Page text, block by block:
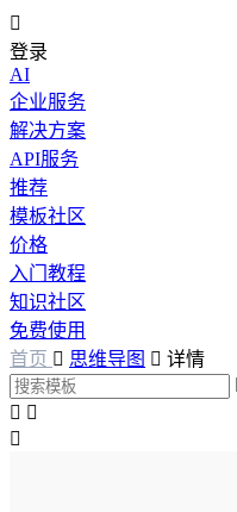

登录
AI
企业服务
解决方案
API服务
推荐
模板社区
价格
入门教程
知识社区
免费使用
首页  思维导图  详情
 
